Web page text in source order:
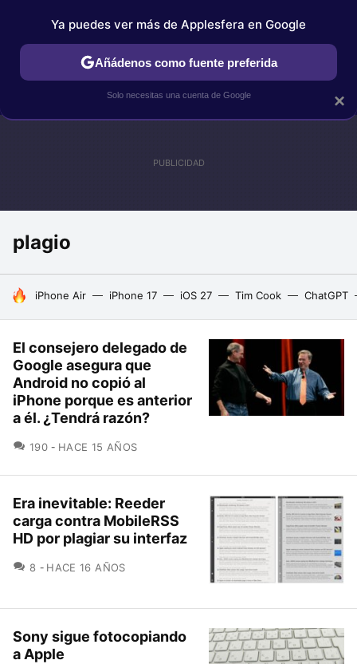
IPHONE TUTORIALES APPLESFERA SELECCIÓN
plagio
HOY SE HABLA DE
iPhone Air iPhone 17 iOS 27 Tim Cook ChatGPT
El consejero delegado de
Google asegura que
Android no copió al
iPhone porque es anterior
a él. ¿Tendrá razón?
190COMENTARIOS
HACE 15 AÑOS
Era inevitable: Reeder
carga contra MobileRSS
HD por plagiar su interfaz
8 COMENTARIOS
HACE 16 AÑOS
Sony sigue fotocopiando
a Apple
×
Ya puedes ver más de Applesfera en Google
Añádenos como fuente preferida
Solo necesitas una cuenta de Google